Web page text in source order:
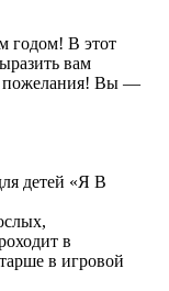
годом! В этот
вам
пожелания! Вы —
детей «Я В
в
в игровой